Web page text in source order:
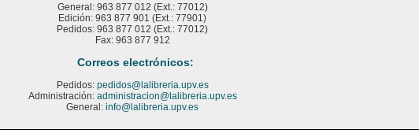
General: 963 877 012 (Ext.: 77012)
Edición: 963 877 901 (Ext.: 77901)
Pedidos: 963 877 012 (Ext.: 77012)
Fax: 963 877 912
Correos electrónicos:
Pedidos: pedidos@lalibreria.upv.es
Administración: administracion@lalibreria.upv.es
General: info@lalibreria.upv.es